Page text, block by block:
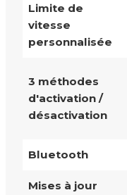
Limite de
vitesse
personnalisée
3 méthodes
d'activation /
désactivation
Bluetooth
Mises à jour